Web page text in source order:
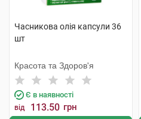
Часникова олія капсули 36
шт
Красота та Здоров'я
Є в наявності
від 113.50 грн